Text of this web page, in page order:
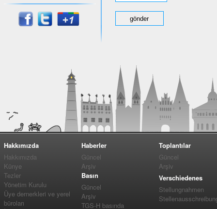
Hakkımızda
Hakkımızda
Künye
Tezler
Yönetim Kurulu
Üye dernerkleri ve yerel
büroları
Haberler
Güncel
Arşiv
Basın
Güncel
Arşiv
TGS-H basında
Toplantılar
Güncel
Arşiv
Verschiedenes
Stellungnahmen